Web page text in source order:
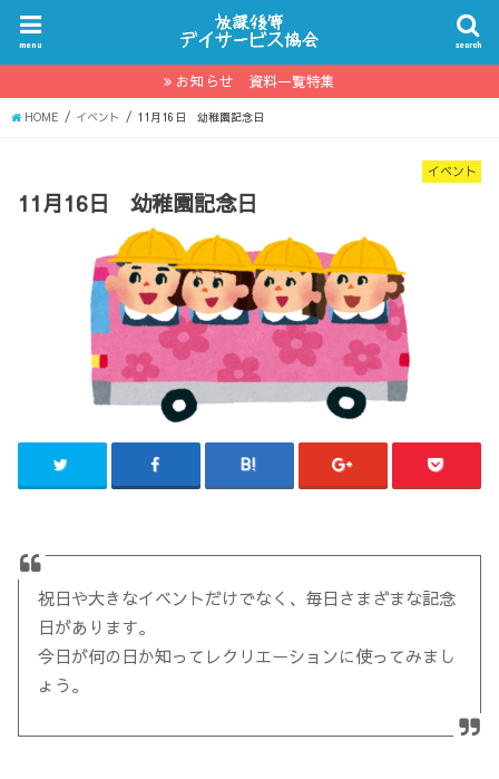
search
menu
お知らせ 資料一覧特集
HOME イベント 11月16日 幼稚園記念日
イベント
11月16日 幼稚園記念日
祝日や大きなイベントだけでなく、毎日さまざまな記念
日があります。
今日が何の日か知ってレクリエーションに使ってみまし
ょう。